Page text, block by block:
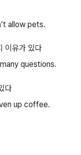
allow pets.
이유가 있다
questions.
다
up coffee.